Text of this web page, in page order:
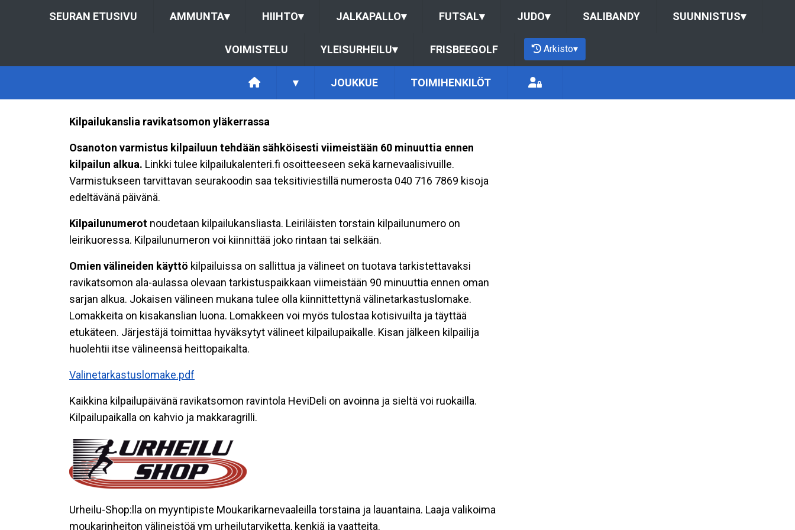
SEURAN ETUSIVU AMMUNTA▾ HIIHTO▾ JALKAPALLO▾ FUTSAL▾ JUDO▾ SALIBANDY SUUNNISTUS▾
VOIMISTELU YLEISURHEILU▾ FRISBEEGOLF Arkisto▾
▾ JOUKKUE TOIMIHENKILÖT
Kilpailukanslia ravikatsomon yläkerrassa
Osanoton varmistus kilpailuun tehdään sähköisesti viimeistään 60 minuuttia ennen
kilpailun alkua. Linkki tulee kilpailukalenteri.fi osoitteeseen sekä karnevaalisivuille.
Varmistukseen tarvittavan seurakoodin saa teksitiviestillä numerosta 040 716 7869 kisoja
edeltävänä päivänä.
Kilpailunumerot noudetaan kilpailukansliasta. Leiriläisten torstain kilpailunumero on
leirikuoressa. Kilpailunumeron voi kiinnittää joko rintaan tai selkään.
Omien välineiden käyttö kilpailuissa on sallittua ja välineet on tuotava tarkistettavaksi
ravikatsomon ala-aulassa olevaan tarkistuspaikkaan viimeistään 90 minuuttia ennen oman
sarjan alkua. Jokaisen välineen mukana tulee olla kiinnittettynä välinetarkastuslomake.
Lomakkeita on kisakanslian luona. Lomakkeen voi myös tulostaa kotisivuilta ja täyttää
etukäteen. Järjestäjä toimittaa hyväksytyt välineet kilpailupaikalle. Kisan jälkeen kilpailija
huolehtii itse välineensä heittopaikalta.
Valinetarkastuslomake.pdf
Kaikkina kilpailupäivänä ravikatsomon ravintola HeviDeli on avoinna ja sieltä voi ruokailla.
Kilpailupaikalla on kahvio ja makkaragrilli.
Urheilu-Shop:lla on myyntipiste Moukarikarnevaaleilla torstaina ja lauantaina. Laaja valikoima
moukarinheiton välineistöä ym urheilutarviketta, kenkiä ja vaatteita.